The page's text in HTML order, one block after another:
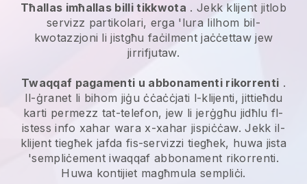
Tħallas imħallas billi tikkwota . Jekk klijent jitlob
servizz partikolari, erga 'lura lilhom bil-
kwotazzjoni li jistgħu faċilment jaċċettaw jew
jirrifjutaw.
Twaqqaf pagamenti u abbonamenti rikorrenti .
Il-ġranet li bihom jiġu ċċaċċjati l-klijenti, jittieħdu
karti permezz tat-telefon, jew li jerġgħu jidħlu fl-
istess info xahar wara x-xahar jispiċċaw. Jekk il-
klijent tiegħek jafda fis-servizzi tiegħek, huwa jista
'sempliċement iwaqqaf abbonament rikorrenti.
Huwa kontijiet magħmula sempliċi.